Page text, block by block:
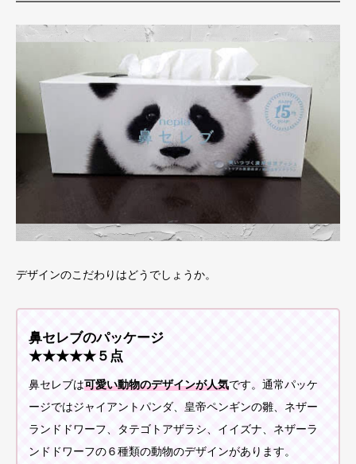
デザインのこだわりはどうでしょうか。
鼻セレブのパッケージ
★★★★★５点
鼻セレブは可愛い動物のデザインが人気です。通常パッケ
ージではジャイアントパンダ、皇帝ペンギンの雛、ネザー
ランドドワーフ、タテゴトアザラシ、イイズナ、ネザーラ
ンドドワーフの６種類の動物のデザインがあります。